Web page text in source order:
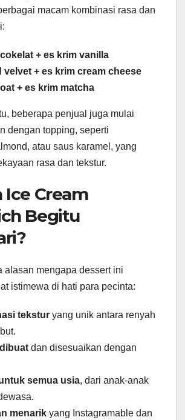
macam kombinasi rasa dan
+ es krim vanilla
velvet + es krim cream cheese
+ es krim matcha
beberapa penjual juga mulai
dengan topping, seperti
atau saus karamel, yang
rasa dan tekstur.
Ice Cream
Begitu
alasan mengapa dessert ini
istimewa di hati para pecinta:
tekstur yang unik antara renyah
dan disesuaikan dengan
semua usia, dari anak-anak
menarik yang Instagramable dan